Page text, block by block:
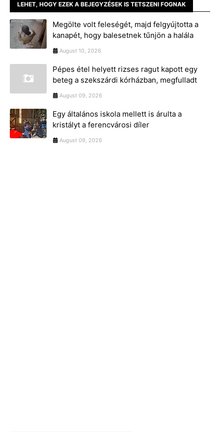
LEHET, HOGY EZEK A BEJEGYZÉSEK IS TETSZENI FOGNAK
Megölte volt feleségét, majd felgyújtotta a
kanapét, hogy balesetnek tűnjön a halála
August 10, 2026
Pépes étel helyett rizses ragut kapott egy
beteg a szekszárdi kórházban, megfulladt
August 09, 2026
Egy általános iskola mellett is árulta a
kristályt a ferencvárosi díler
August 09, 2026